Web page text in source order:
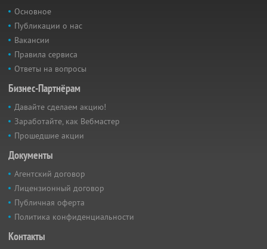
Основное
Публикации о нас
Вакансии
Правила сервиса
Ответы на вопросы
Бизнес-Партнёрам
Давайте сделаем акцию!
Заработайте, как Вебмастер
Прошедшие акции
Документы
Агентский договор
Лицензионный договор
Публичная оферта
Политика конфиденциальности
Контакты